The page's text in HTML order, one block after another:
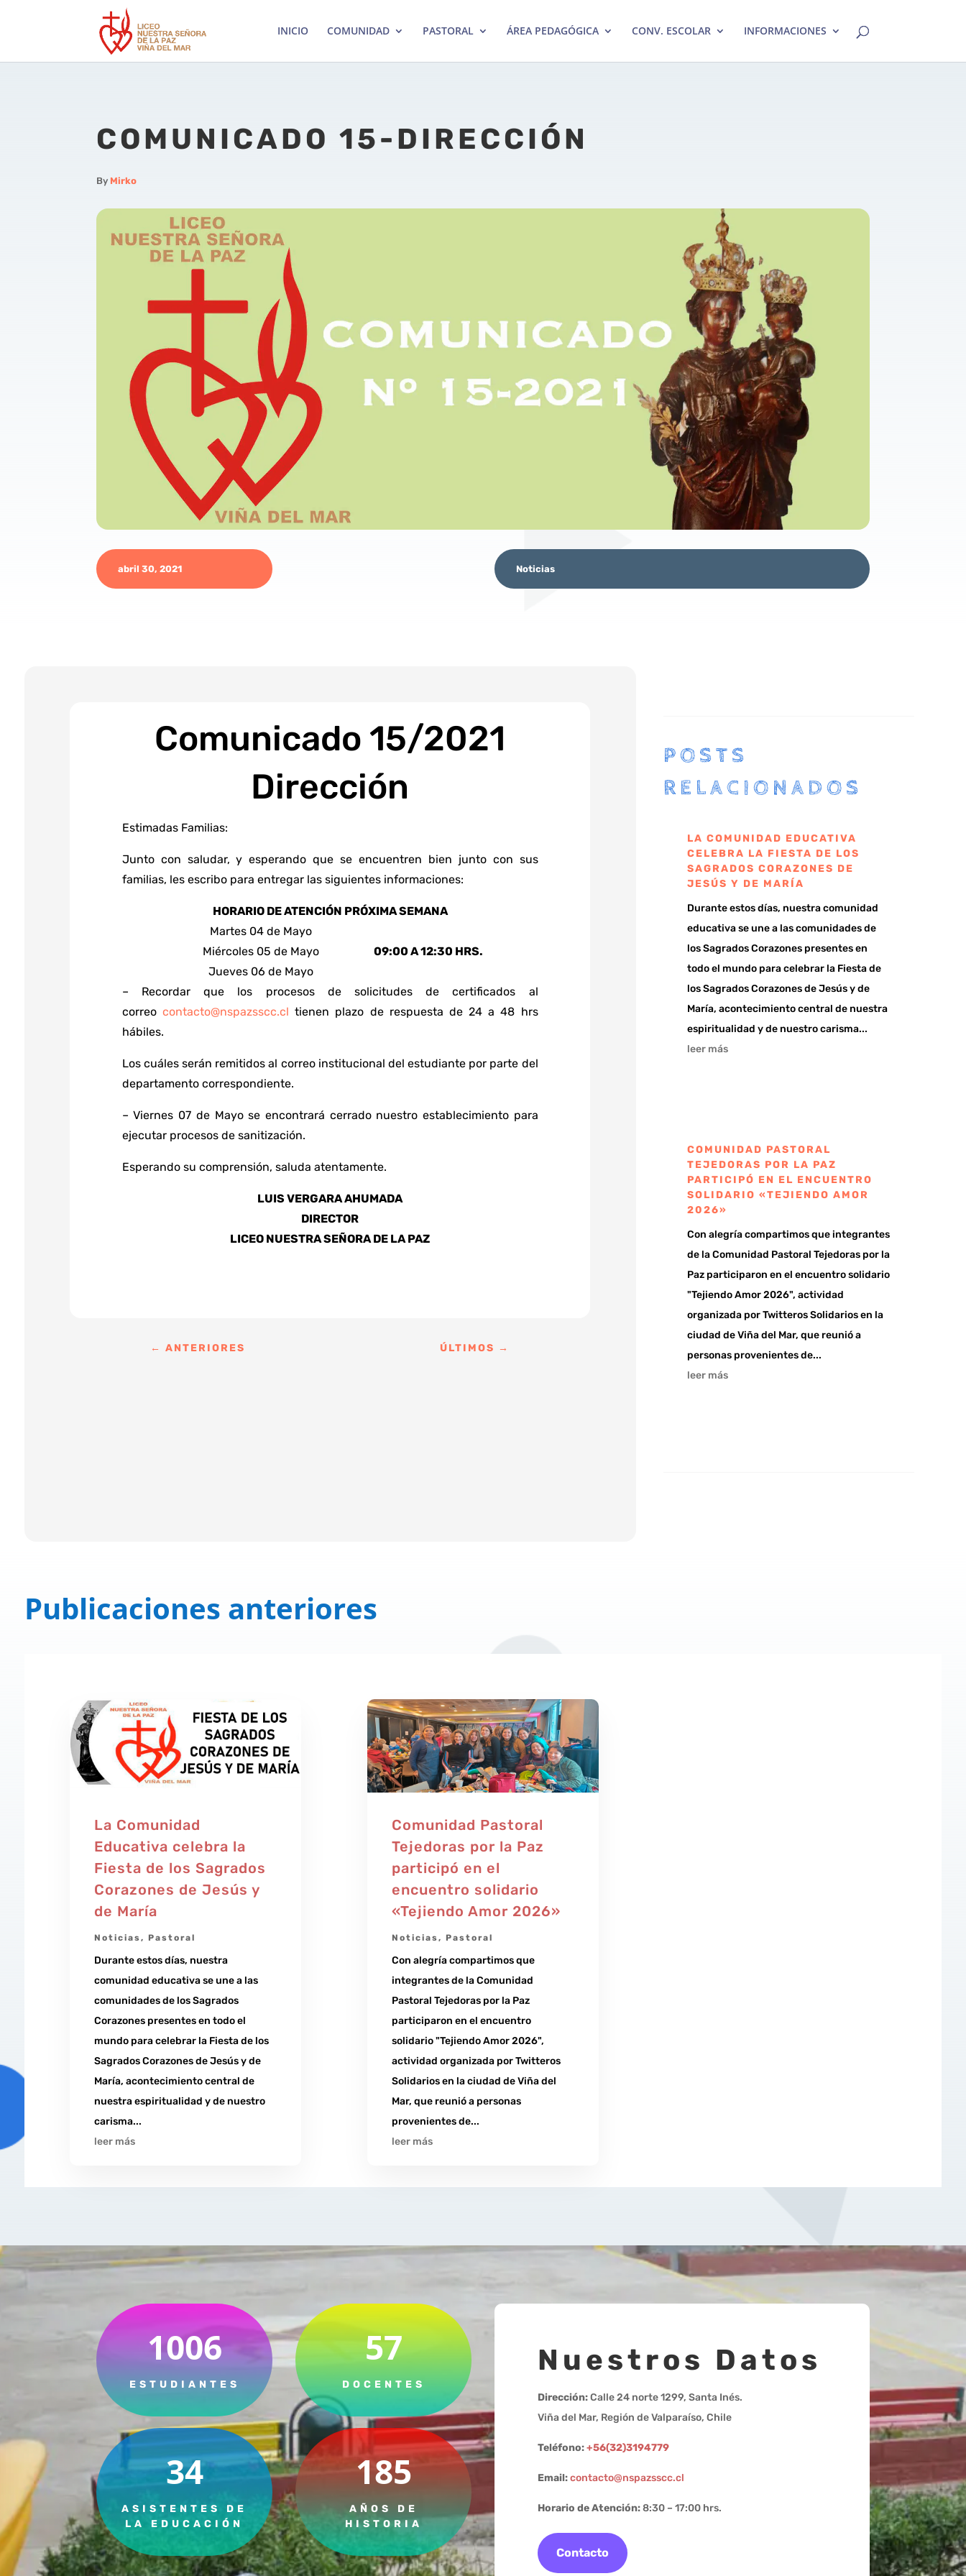
INICIO COMUNIDAD PASTORAL ÁREA PEDAGÓGICA CONV. ESCOLAR INFORMACIONES
COMUNICADO 15-DIRECCIÓN
By Mirko
abril 30, 2021 Noticias
Comunicado 15/2021
Dirección
Estimadas Familias:
Junto con saludar, y esperando que se encuentren bien junto con sus
familias, les escribo para entregar las siguientes informaciones:
HORARIO DE ATENCIÓN PRÓXIMA SEMANA
Martes 04 de Mayo
09:00 A 12:30 HRS.
Miércoles 05 de Mayo
Jueves 06 de Mayo
– Recordar que los procesos de solicitudes de certificados al
correo contacto@nspazsscc.cl tienen plazo de respuesta de 24 a 48 hrs
hábiles.
Los cuáles serán remitidos al correo institucional del estudiante por parte del
departamento correspondiente.
– Viernes 07 de Mayo se encontrará cerrado nuestro establecimiento para
ejecutar procesos de sanitización.
Esperando su comprensión, saluda atentamente.
LUIS VERGARA AHUMADA
DIRECTOR
LICEO NUESTRA SEÑORA DE LA PAZ
←ANTERIORES ÚLTIMOS →
POSTS
RELACIONADOS
LA COMUNIDAD EDUCATIVA
CELEBRA LA FIESTA DE LOS
SAGRADOS CORAZONES DE
JESÚS Y DE MARÍA
Durante estos días, nuestra comunidad
educativa se une a las comunidades de
los Sagrados Corazones presentes en
todo el mundo para celebrar la Fiesta de
los Sagrados Corazones de Jesús y de
María, acontecimiento central de nuestra
espiritualidad y de nuestro carisma...
leer más
COMUNIDAD PASTORAL
TEJEDORAS POR LA PAZ
PARTICIPÓ EN EL ENCUENTRO
SOLIDARIO «TEJIENDO AMOR
2026»
Con alegría compartimos que integrantes
de la Comunidad Pastoral Tejedoras por la
Paz participaron en el encuentro solidario
"Tejiendo Amor 2026", actividad
organizada por Twitteros Solidarios en la
ciudad de Viña del Mar, que reunió a
personas provenientes de...
leer más
Publicaciones anteriores
La Comunidad
Educativa celebra la
Fiesta de los Sagrados
Corazones de Jesús y
de María
Noticias, Pastoral
Durante estos días, nuestra
comunidad educativa se une a las
comunidades de los Sagrados
Corazones presentes en todo el
mundo para celebrar la Fiesta de los
Sagrados Corazones de Jesús y de
María, acontecimiento central de
nuestra espiritualidad y de nuestro
carisma...
leer más
Comunidad Pastoral
Tejedoras por la Paz
participó en el
encuentro solidario
«Tejiendo Amor 2026»
Noticias, Pastoral
Con alegría compartimos que
integrantes de la Comunidad
Pastoral Tejedoras por la Paz
participaron en el encuentro
solidario "Tejiendo Amor 2026",
actividad organizada por Twitteros
Solidarios en la ciudad de Viña del
Mar, que reunió a personas
provenientes de...
leer más
1006
ESTUDIANTES
34
ASISTENTES DE
LA EDUCACIÓN
57
DOCENTES
185
AÑOS DE
HISTORIA
Nuestros Datos
Dirección:Calle 24 norte 1299, Santa Inés.
Viña del Mar, Región de Valparaíso, Chile
Teléfono:+56(32)3194779
Email:contacto@nspazsscc.cl
Horario de Atención:8:30 – 17:00 hrs.
Contacto